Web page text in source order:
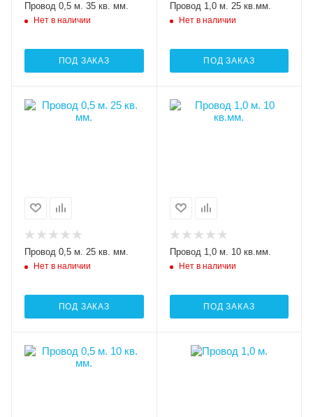
Провод 0,5 м. 35 кв. мм.
Нет в наличии
ПОД ЗАКАЗ
Провод 1,0 м. 25 кв.мм.
Нет в наличии
ПОД ЗАКАЗ
Провод 0,5 м. 25 кв. мм.
Нет в наличии
ПОД ЗАКАЗ
Провод 1,0 м. 10 кв.мм.
Нет в наличии
ПОД ЗАКАЗ